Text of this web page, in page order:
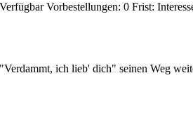
Verfügbar Vorbestellungen: 0 Frist:
ich lieb' dich" seinen Weg